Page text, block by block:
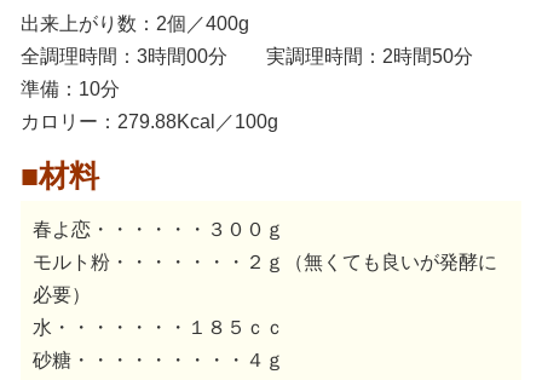
出来上がり数：2個／400g
全調理時間：3時間00分 実調理時間：2時間50分
準備：10分
カロリー：279.88Kcal／100g
■材料
春よ恋・・・・・・３００ｇ
モルト粉・・・・・・・２ｇ（無くても良いが発酵に
必要）
水・・・・・・・１８５ｃｃ
砂糖・・・・・・・・・４ｇ